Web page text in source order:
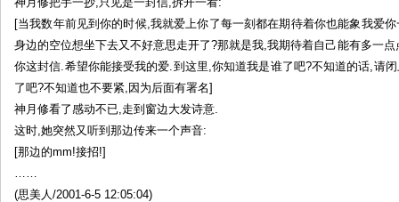
[当我数年前见到你的时候,我就爱上你了每一刻都在期待着你也能象我爱
身边的空位想坐下去又不好意思走开了?那就是我,我期待着自己能有多一
你这封信.希望你能接受我的爱.到这里,你知道我是谁了吧?不知道的话,请
了吧?不知道也不要紧,因为后面有署名]
神月修看了感动不已,走到窗边大发诗意.
这时,她突然又听到那边传来一个声音:
[那边的mm!接招!]
……
(思美人/2001-6-5 12:05:04)